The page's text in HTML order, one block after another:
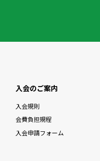
入会のご案内
入会規則
会費負担規程
入会申請フォーム